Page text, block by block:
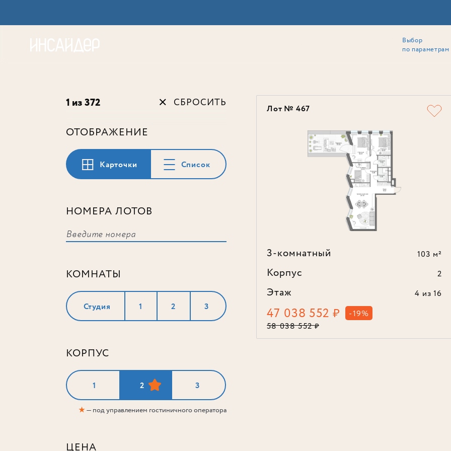
Выбор
по параметрам
1 из 372 СБРОСИТЬ
ОТОБРАЖЕНИЕ
Карточки Список
НОМЕРА ЛОТОВ
КОМНАТЫ
Студия 1 2 3
КОРПУС
1 2 3
★— под управлением гостиничного оператора
ЦЕНА
Лот № 467
3-комнатный 103 м²
Корпус 2
Этаж 4 из 16
47 038 552₽
-19%
58 038 552₽